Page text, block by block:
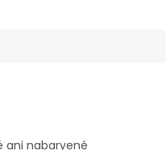
ani nabarvené